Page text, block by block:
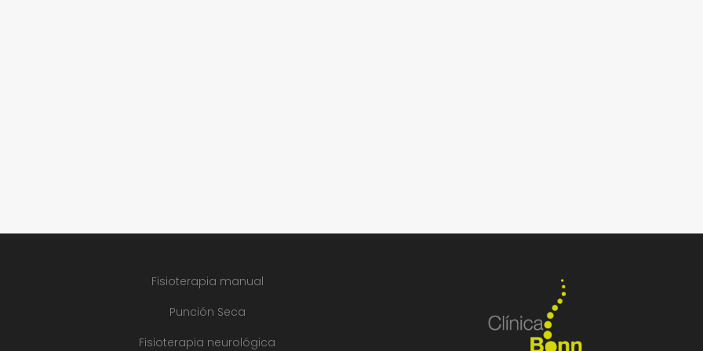
Fisioterapia manual
Punción Seca
Fisioterapia neurológica